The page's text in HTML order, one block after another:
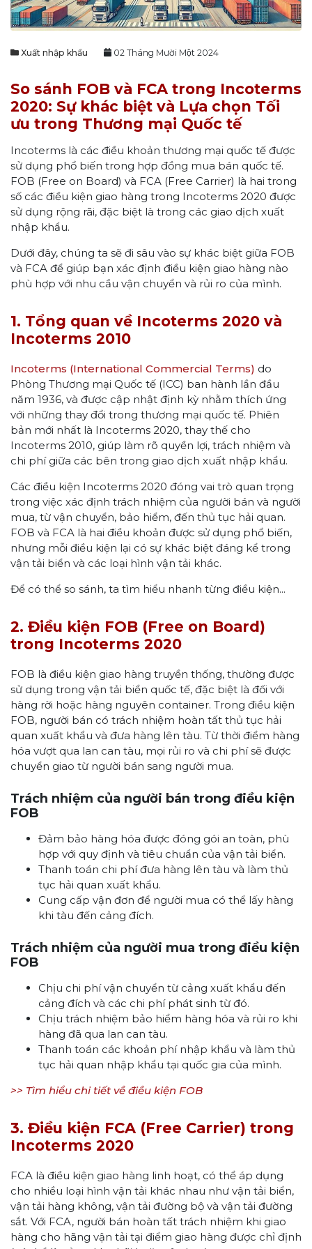
Xuất nhập khẩu 02 Tháng Mười Một 2024
So sánh FOB và FCA trong Incoterms
2020: Sự khác biệt và Lựa chọn Tối
ưu trong Thương mại Quốc tế
Incoterms là các điều khoản thương mại quốc tế được
sử dụng phổ biến trong hợp đồng mua bán quốc tế.
FOB (Free on Board) và FCA (Free Carrier) là hai trong
số các điều kiện giao hàng trong Incoterms 2020 được
sử dụng rộng rãi, đặc biệt là trong các giao dịch xuất
nhập khẩu.
Dưới đây, chúng ta sẽ đi sâu vào sự khác biệt giữa FOB
và FCA để giúp bạn xác định điều kiện giao hàng nào
phù hợp với nhu cầu vận chuyển và rủi ro của mình.
1. Tổng quan về Incoterms 2020 và
Incoterms 2010
Incoterms (International Commercial Terms) do
Phòng Thương mại Quốc tế (ICC) ban hành lần đầu
năm 1936, và được cập nhật định kỳ nhằm thích ứng
với những thay đổi trong thương mại quốc tế. Phiên
bản mới nhất là Incoterms 2020, thay thế cho
Incoterms 2010, giúp làm rõ quyền lợi, trách nhiệm và
chi phí giữa các bên trong giao dịch xuất nhập khẩu.
Các điều kiện Incoterms 2020 đóng vai trò quan trọng
trong việc xác định trách nhiệm của người bán và người
mua, từ vận chuyển, bảo hiểm, đến thủ tục hải quan.
FOB và FCA là hai điều khoản được sử dụng phổ biến,
nhưng mỗi điều kiện lại có sự khác biệt đáng kể trong
vận tải biển và các loại hình vận tải khác.
Để có thể so sánh, ta tìm hiểu nhanh từng điều kiện...
2. Điều kiện FOB (Free on Board)
trong Incoterms 2020
FOB là điều kiện giao hàng truyền thống, thường được
sử dụng trong vận tải biển quốc tế, đặc biệt là đối với
hàng rời hoặc hàng nguyên container. Trong điều kiện
FOB, người bán có trách nhiệm hoàn tất thủ tục hải
quan xuất khẩu và đưa hàng lên tàu. Từ thời điểm hàng
hóa vượt qua lan can tàu, mọi rủi ro và chi phí sẽ được
chuyển giao từ người bán sang người mua.
Trách nhiệm của người bán trong điều kiện
FOB
Đảm bảo hàng hóa được đóng gói an toàn, phù
hợp với quy định và tiêu chuẩn của vận tải biển.
Thanh toán chi phí đưa hàng lên tàu và làm thủ
tục hải quan xuất khẩu.
Cung cấp vận đơn để người mua có thể lấy hàng
khi tàu đến cảng đích.
Trách nhiệm của người mua trong điều kiện
FOB
Chịu chi phí vận chuyển từ cảng xuất khẩu đến
cảng đích và các chi phí phát sinh từ đó.
Chịu trách nhiệm bảo hiểm hàng hóa và rủi ro khi
hàng đã qua lan can tàu.
Thanh toán các khoản phí nhập khẩu và làm thủ
tục hải quan nhập khẩu tại quốc gia của mình.
>> Tìm hiểu chi tiết về điều kiện FOB
3. Điều kiện FCA (Free Carrier) trong
Incoterms 2020
FCA là điều kiện giao hàng linh hoạt, có thể áp dụng
cho nhiều loại hình vận tải khác nhau như vận tải biển,
vận tải hàng không, vận tải đường bộ và vận tải đường
sắt. Với FCA, người bán hoàn tất trách nhiệm khi giao
hàng cho hãng vận tải tại điểm giao hàng được chỉ định